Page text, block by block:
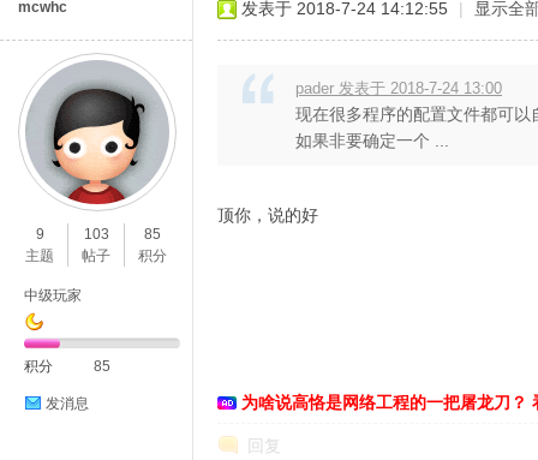
mcwhc
9
主题
103
帖子
85
积分
中级玩家
积分 85
发消息
发表于 2018-7-24 14:12:55 | 显示全
pader 发表于 2018-7-24 13:00
现在很多程序的配置文件都可
如果非要确定一个 ...
顶你，说的好
为啥说高恪是网络工程的一把屠龙刀？
回复